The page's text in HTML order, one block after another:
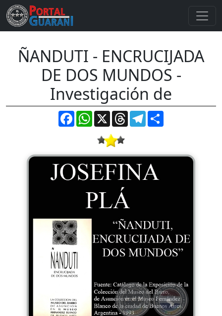
ÑANDUTI - ENCRUCIJADA
DE DOS MUNDOS -
Investigación de
FacebookWhatsApp
X ThreadsTelegram